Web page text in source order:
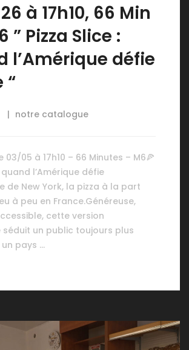
à 17h10, 66 Min
” Pizza Slice :
l’Amérique défie
“
notre catalogue
03/05 à 17h10 – 66 Minutes – M6🍕
quand l’Amérique défie
de New York, la pizza à la part
à peu en France.Généreuse,
cette version
séduit un public toujours plus
pays …